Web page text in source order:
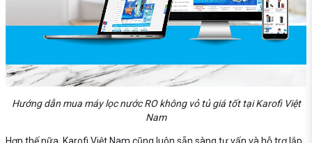
Hướng dẫn mua máy lọc nước RO không vỏ tủ giá tốt tại Karofi Việt
Nam